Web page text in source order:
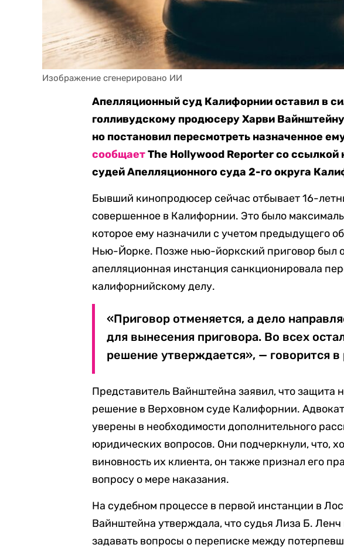
Изображение сгенерировано ИИ
Апелляционный суд Калифорнии оставил в
голливудскому продюсеру Харви
но постановил пересмотреть назначенное
сообщаетThe Hollywood Reporter со ссылкой
судей Апелляционного суда 2-го округа
Бывший кинопродюсер сейчас отбывает 16-
совершенное в Калифорнии. Это было
которое ему назначили с учетом предыдущего
Нью-Йорке. Позже нью-йоркский приговор был
апелляционная инстанция санкционировала
калифорнийскому делу.
«Приговор отменяется, а дело
для вынесения приговора. Во всех
решение утверждается», — говорится
Представитель Вайнштейна заявил, что защита
решение в Верховном суде Калифорнии.
уверены в необходимости дополнительного
юридических вопросов. Они подчеркнули, что,
виновность их клиента, он также признал его
вопросу о мере наказания.
На судебном процессе в первой инстанции в
Вайнштейна утверждала, что судья Лиза Б.
задавать вопросы о переписке между